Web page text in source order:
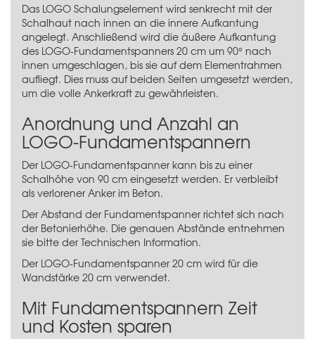
Das LOGO Schalungselement wird senkrecht mit der
Schalhaut nach innen an die innere Aufkantung
angelegt. Anschließend wird die äußere Aufkantung
des LOGO-Fundamentspanners 20 cm um 90° nach
innen umgeschlagen, bis sie auf dem Elementrahmen
aufliegt. Dies muss auf beiden Seiten umgesetzt werden,
um die volle Ankerkraft zu gewährleisten.
Anordnung und Anzahl an
LOGO-Fundamentspannern
Der LOGO-Fundamentspanner kann bis zu einer
Schalhöhe von 90 cm eingesetzt werden. Er verbleibt
als verlorener Anker im Beton.
Der Abstand der Fundamentspanner richtet sich nach
der Betonierhöhe. Die genauen Abstände entnehmen
sie bitte der Technischen Information.
Der LOGO-Fundamentspanner 20 cm wird für die
Wandstärke 20 cm verwendet.
Mit Fundamentspannern Zeit
und Kosten sparen